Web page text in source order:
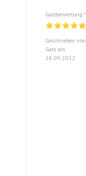
Gastbewertung *
Geschrieben von
Gast am
18.09.2022